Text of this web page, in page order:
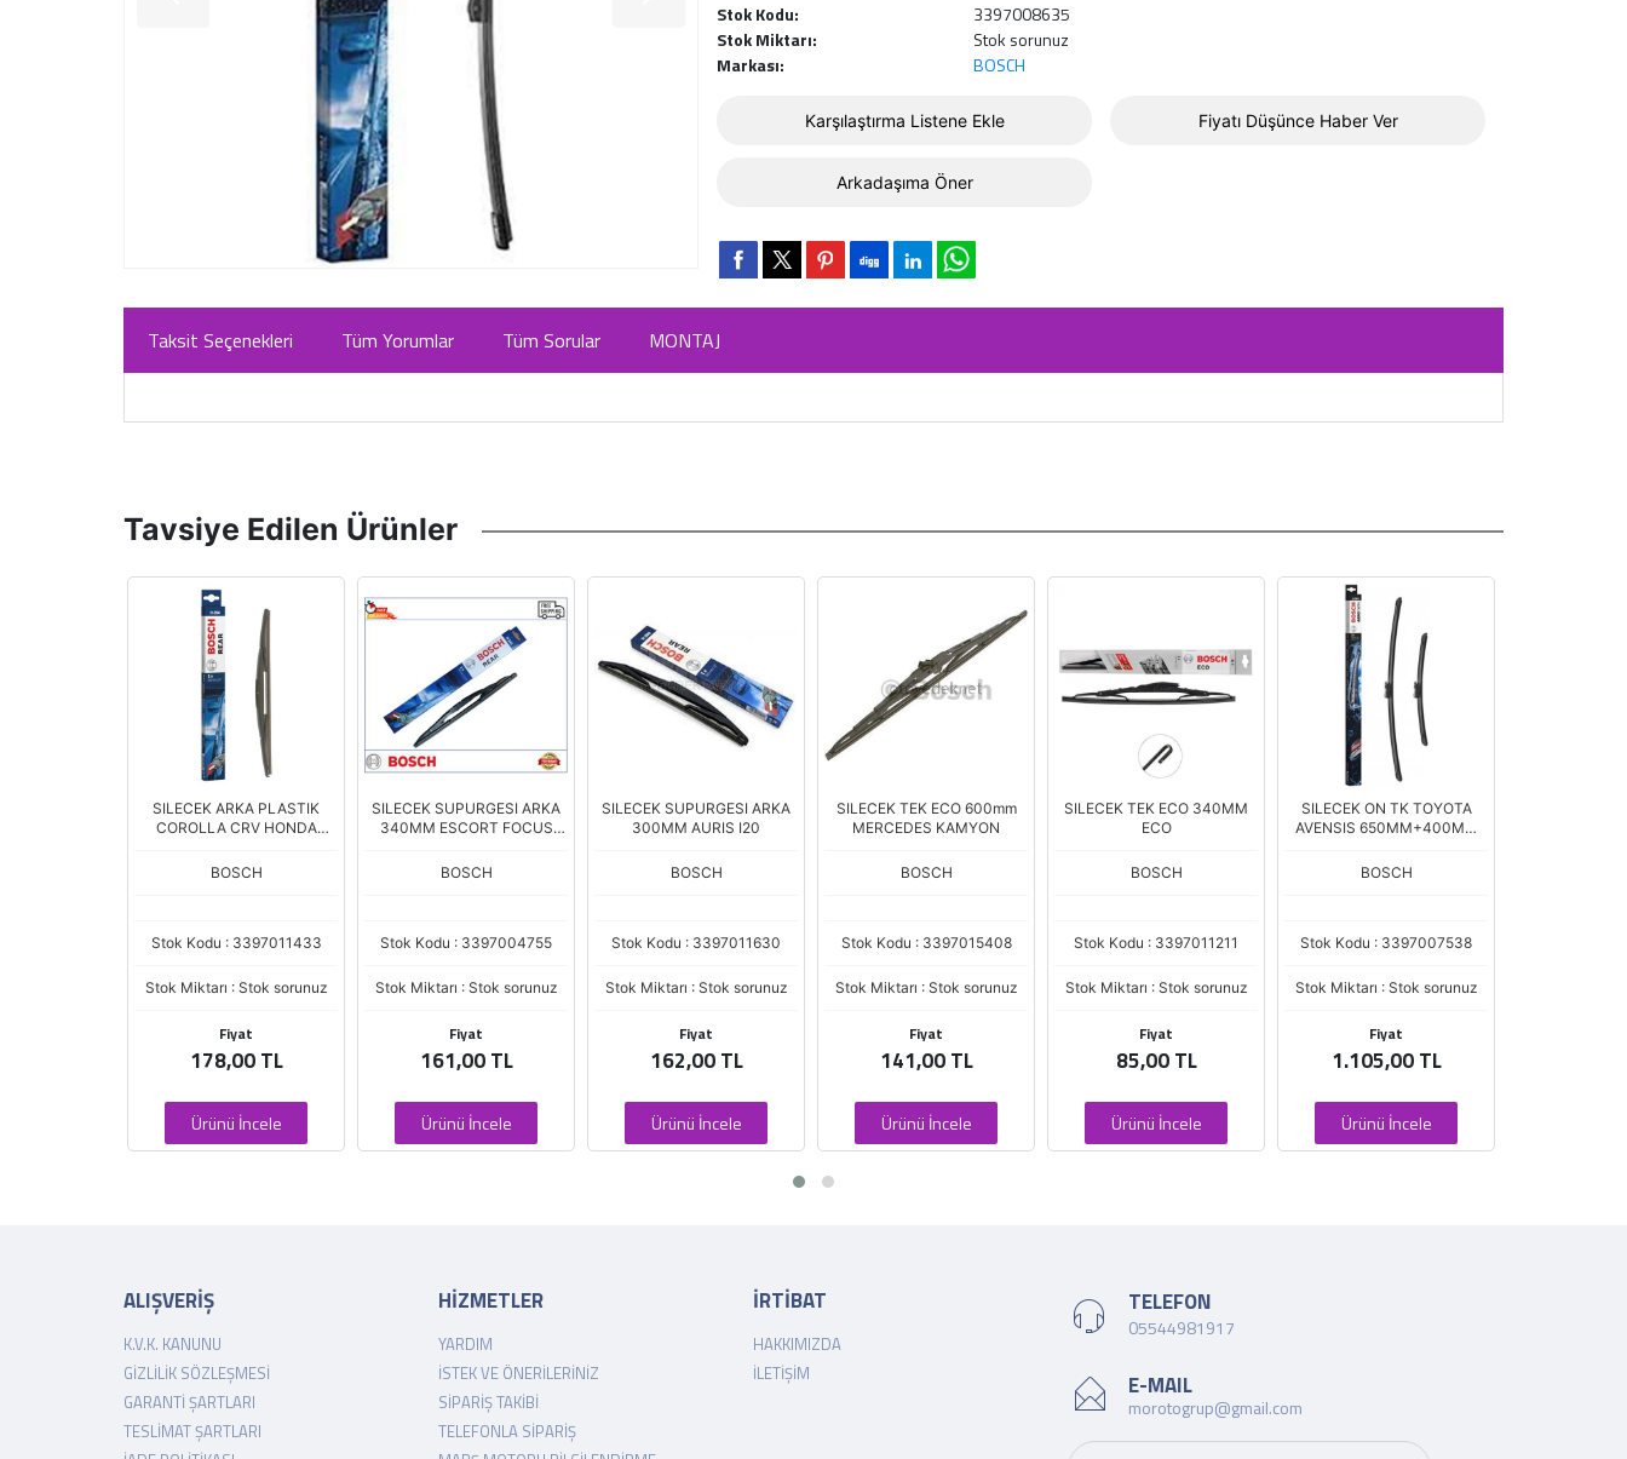
Stok Kodu:
3397008635
Stok Miktarı:
Stok sorunuz
Markası:
BOSCH
Karşılaştırma Listene Ekle Fiyatı Düşünce Haber Ver
Arkadaşıma Öner
Taksit Seçenekleri Tüm Yorumlar Tüm Sorular MONTAJ
Tavsiye Edilen Ürünler
SILECEK ARKA PLASTIK
COROLLA CRV HONDA
BOSCH
Stok Kodu : 3397011433
Stok Miktarı : Stok sorunuz
Fiyat
178,00 TL
Ürünü İncele
SILECEK SUPURGESI ARKA
340MM ESCORT FOCUS
BOSCH
Stok Kodu : 3397004755
Stok Miktarı : Stok sorunuz
Fiyat
161,00 TL
Ürünü İncele
SILECEK SUPURGESI ARKA
300MM AURIS I20
BOSCH
Stok Kodu : 3397011630
Stok Miktarı : Stok sorunuz
Fiyat
162,00 TL
Ürünü İncele
SILECEK TEK ECO 600mm
MERCEDES KAMYON
BOSCH
Stok Kodu : 3397015408
Stok Miktarı : Stok sorunuz
Fiyat
141,00 TL
Ürünü İncele
SILECEK TEK ECO 340MM
ECO
BOSCH
Stok Kodu : 3397011211
Stok Miktarı : Stok sorunuz
Fiyat
85,00 TL
Ürünü İncele
SILECEK ON TK TOYOTA
AVENSIS 650MM+400MM
BOSCH
Stok Kodu : 3397007538
Stok Miktarı : Stok sorunuz
Fiyat
1.105,00 TL
Ürünü İncele
ALIŞVERİŞ
K.V.K. KANUNU
GIZLILIK SÖZLEŞMESI
GARANTI ŞARTLARI
TESLIMAT ŞARTLARI
HİZMETLER
YARDIM
İSTEK VE ÖNERILERINIZ
SIPARIŞ TAKIBI
TELEFONLA SIPARIŞ
İRTİBAT
HAKKIMIZDA
İLETIŞIM
TELEFON
05544981917
E-MAIL
morotogrup@gmail.com